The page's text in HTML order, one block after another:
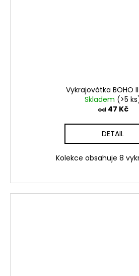
Vykrajovátka BOHO
Skladem (>5
od 47 Kč
DETAIL
Kolekce obsahuje 8